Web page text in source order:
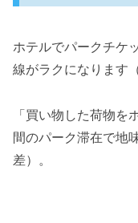
ホテルでパークチケ
線がラクになります
「買い物した荷物
間のパーク滞在で地
差）。